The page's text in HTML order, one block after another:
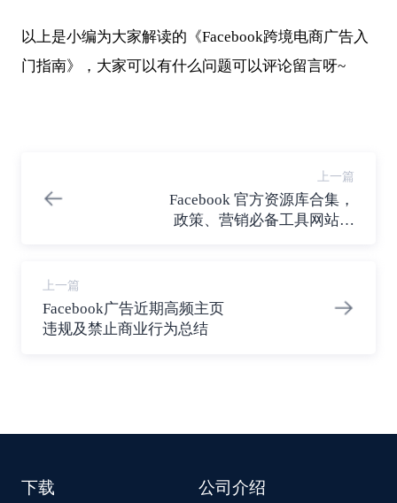
以上是小编为大家解读的《Facebook跨境电商广告入
门指南》，大家可以有什么问题可以评论留言呀~
上一篇
Facebook 官方资源库合集，
政策、营销必备工具网站大
上一篇
Facebook广告近期高频主页
违规及禁止商业行为总结
下载 公司介绍